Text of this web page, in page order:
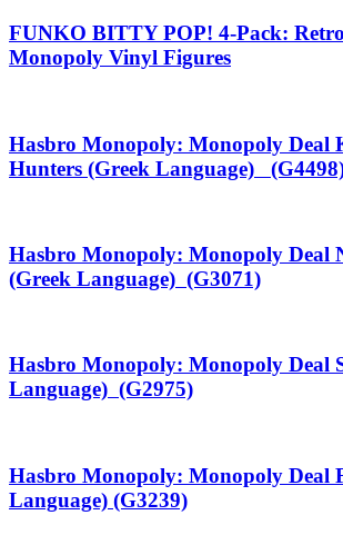
FUNKO BITTY POP! 4-Pack:
Monopoly Vinyl Figures
Hasbro Monopoly: Monopoly Deal
Hunters (Greek Language)
Hasbro Monopoly: Monopoly Deal
(Greek Language) (G3071)
Hasbro Monopoly: Monopoly Deal
Language) (G2975)
Hasbro Monopoly: Monopoly Deal
Language) (G3239)